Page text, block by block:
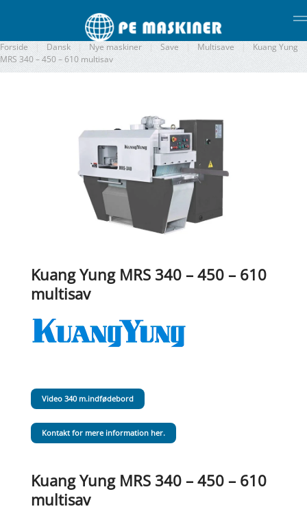
Gå til hovedindhold
Forside Dansk Nye maskiner Save Multisave
Kuang Yung
MRS 340 – 450 – 610 multisav
Kuang Yung MRS 340 – 450 – 610
multisav
Video 340 m.indfødebord
Kontakt for mere information her.
Kuang Yung MRS 340 – 450 – 610
multisav